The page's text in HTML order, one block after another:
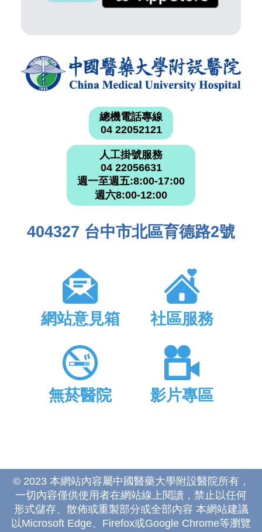
總機電話專線
04 22052121
人工掛號服務
04 22056631
週一至週五:8:00-17:00
週六8:00-12:00
404327 台中市北區育德路2號
網站意見箱 社區服務
無菸醫院 影片專區
© 2023 本網站內容屬中國醫藥大學附設醫院所有，
一切內容僅供使用者在網站線上閱讀，禁止以任何
形式儲存、散佈或重製部分或全部內容 本網站建議
以Microsoft Edge、Firefox或Google Chrome等瀏覽